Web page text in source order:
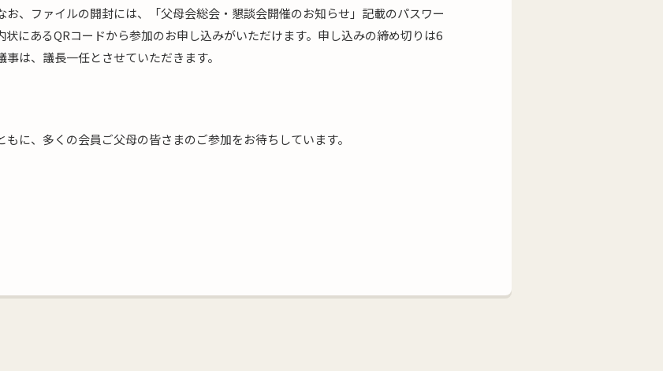
、ファイルの開封には、「父母会総会・懇談会開催のお知らせ」記載のパスワー
状にあるQRコードから参加のお申し込みがいただけます。申し込みの締め切りは6
は、議長一任とさせていただきます。
に、多くの会員ご父母の皆さまのご参加をお待ちしています。